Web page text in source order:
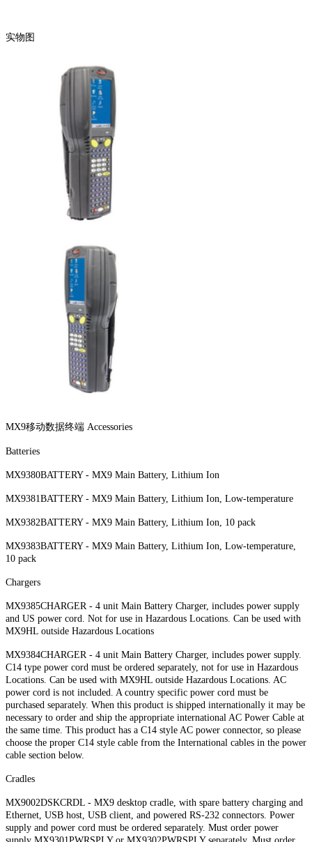
实物图
MX9移动数据终端 Accessories
Batteries
MX9380BATTERY - MX9 Main Battery, Lithium Ion
MX9381BATTERY - MX9 Main Battery, Lithium Ion, Low-temperature
MX9382BATTERY - MX9 Main Battery, Lithium Ion, 10 pack
MX9383BATTERY - MX9 Main Battery, Lithium Ion, Low-temperature,
10 pack
Chargers
MX9385CHARGER - 4 unit Main Battery Charger, includes power supply
and US power cord. Not for use in Hazardous Locations. Can be used with
MX9HL outside Hazardous Locations
MX9384CHARGER - 4 unit Main Battery Charger, includes power supply.
C14 type power cord must be ordered separately, not for use in Hazardous
Locations. Can be used with MX9HL outside Hazardous Locations. AC
power cord is not included. A country specific power cord must be
purchased separately. When this product is shipped internationally it may be
necessary to order and ship the appropriate international AC Power Cable at
the same time. This product has a C14 style AC power connector, so please
choose the proper C14 style cable from the International cables in the power
cable section below.
Cradles
MX9002DSKCRDL - MX9 desktop cradle, with spare battery charging and
Ethernet, USB host, USB client, and powered RS-232 connectors. Power
supply and power cord must be ordered separately. Must order power